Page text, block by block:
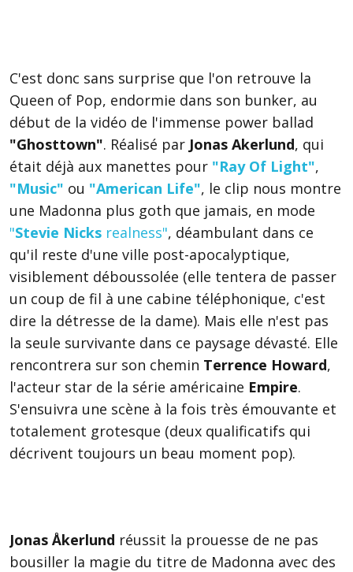
C'est donc sans surprise que l'on retrouve la
Queen of Pop, endormie dans son bunker, au
début de la vidéo de l'immense power ballad
"Ghosttown". Réalisé par Jonas Akerlund, qui
était déjà aux manettes pour "Ray Of Light",
"Music" ou "American Life", le clip nous montre
une Madonna plus goth que jamais, en mode
"Stevie Nicks realness", déambulant dans ce
qu'il reste d'une ville post-apocalyptique,
visiblement déboussolée (elle tentera de passer
un coup de fil à une cabine téléphonique, c'est
dire la détresse de la dame). Mais elle n'est pas
la seule survivante dans ce paysage dévasté. Elle
rencontrera sur son chemin Terrence Howard,
l'acteur star de la série américaine Empire.
S'ensuivra une scène à la fois très émouvante et
totalement grotesque (deux qualificatifs qui
décrivent toujours un beau moment pop).
Jonas Åkerlund réussit la prouesse de ne pas
bousiller la magie du titre de Madonna avec des